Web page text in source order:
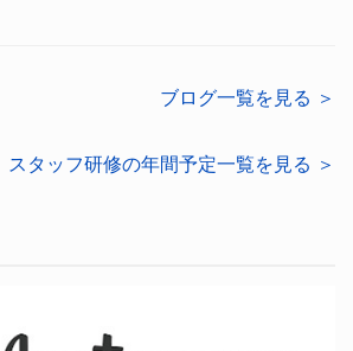
ブログ一覧を見る ＞
スタッフ研修の年間予定一覧を見る ＞